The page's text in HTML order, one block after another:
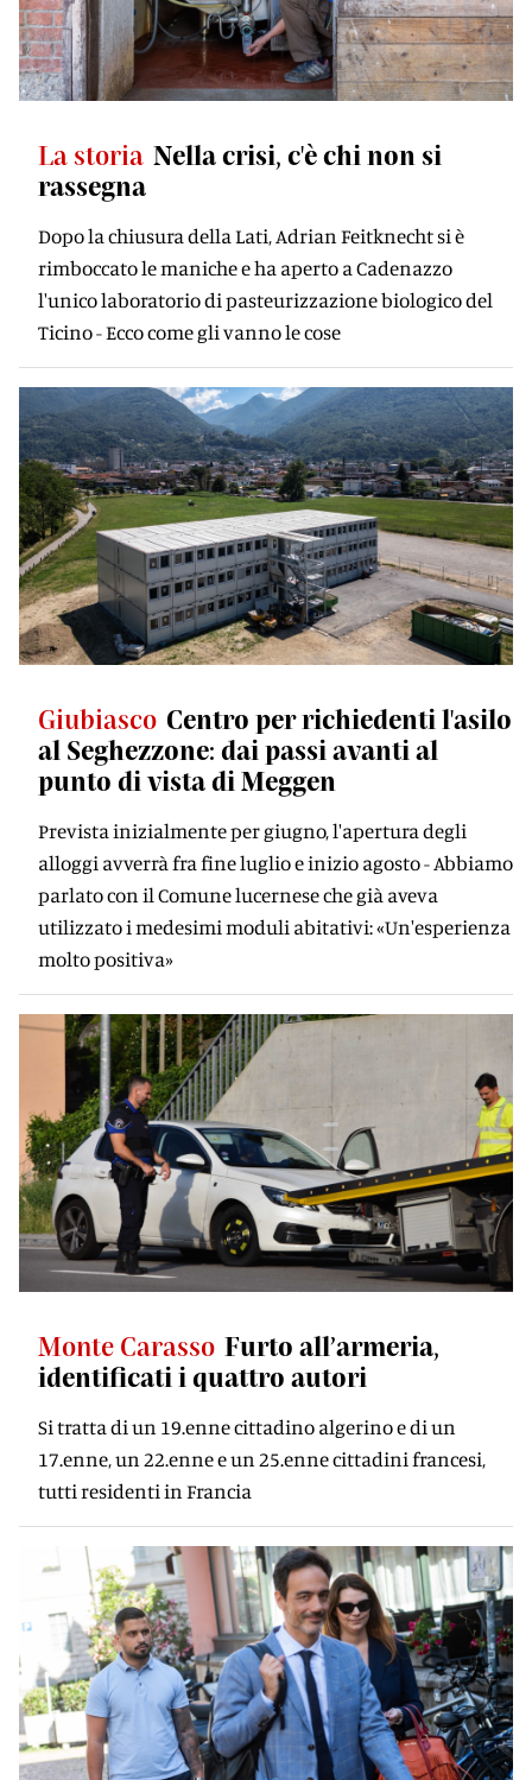
La storia Nella crisi, c'è chi non si
rassegna
Dopo la chiusura della Lati, Adrian Feitknecht si è
rimboccato le maniche e ha aperto a Cadenazzo
l'unico laboratorio di pasteurizzazione biologico del
Ticino - Ecco come gli vanno le cose
Giubiasco Centro per richiedenti l'asilo
al Seghezzone: dai passi avanti al
punto di vista di Meggen
Prevista inizialmente per giugno, l'apertura degli
alloggi avverrà fra fine luglio e inizio agosto - Abbiamo
parlato con il Comune lucernese che già aveva
utilizzato i medesimi moduli abitativi: «Un'esperienza
molto positiva»
Monte Carasso Furto all’armeria,
identificati i quattro autori
Si tratta di un 19.enne cittadino algerino e di un
17.enne, un 22.enne e un 25.enne cittadini francesi,
tutti residenti in Francia